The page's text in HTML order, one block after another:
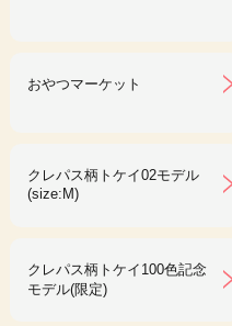
おやつマーケット
クレパス柄トケイ02モデル
(size:M)
クレパス柄トケイ100色記念
モデル(限定)